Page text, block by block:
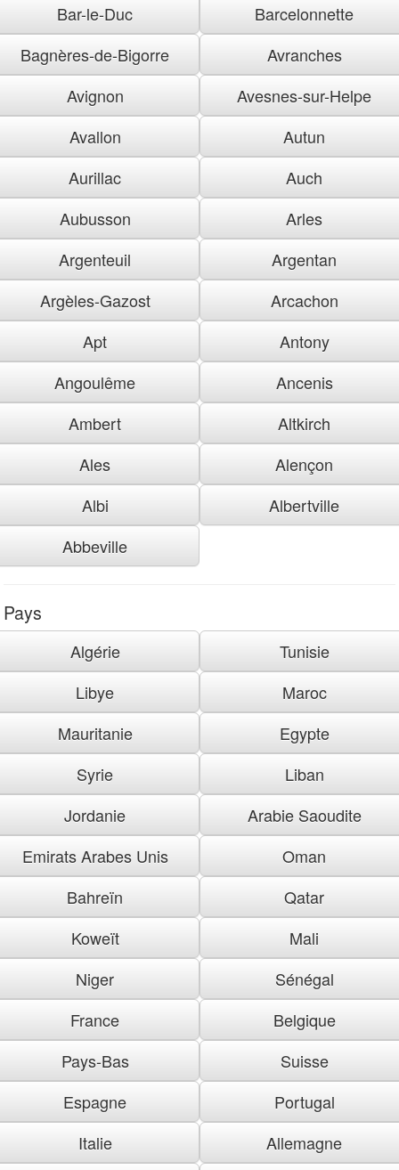
Bar-le-Duc
Barcelonnette
Bagnères-de-Bigorre
Avranches
Avignon
Avesnes-sur-Helpe
Avallon
Autun
Aurillac
Auch
Aubusson
Arles
Argenteuil
Argentan
Argèles-Gazost
Arcachon
Apt
Antony
Angoulême
Ancenis
Ambert
Altkirch
Ales
Alençon
Albi
Albertville
Abbeville
Pays
Algérie
Tunisie
Libye
Maroc
Mauritanie
Egypte
Syrie
Liban
Jordanie
Arabie Saoudite
Emirats Arabes Unis
Oman
Bahreïn
Qatar
Koweït
Mali
Niger
Sénégal
France
Belgique
Pays-Bas
Suisse
Espagne
Portugal
Italie
Allemagne